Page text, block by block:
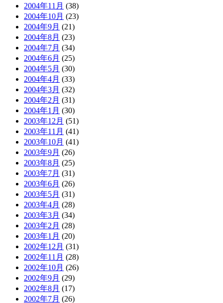
2004年11月 (38)
2004年10月 (23)
2004年9月 (21)
2004年8月 (23)
2004年7月 (34)
2004年6月 (25)
2004年5月 (30)
2004年4月 (33)
2004年3月 (32)
2004年2月 (31)
2004年1月 (30)
2003年12月 (51)
2003年11月 (41)
2003年10月 (41)
2003年9月 (26)
2003年8月 (25)
2003年7月 (31)
2003年6月 (26)
2003年5月 (31)
2003年4月 (28)
2003年3月 (34)
2003年2月 (28)
2003年1月 (20)
2002年12月 (31)
2002年11月 (28)
2002年10月 (26)
2002年9月 (29)
2002年8月 (17)
2002年7月 (26)